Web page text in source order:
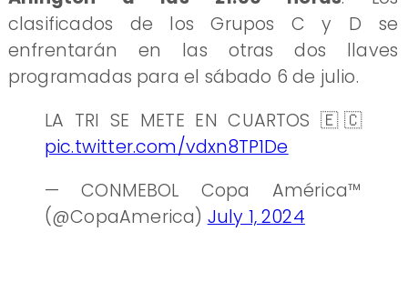
clasificados de los Grupos C y D se
enfrentarán en las otras dos llaves
programadas para el sábado 6 de julio.
LA TRI SE METE EN CUARTOS 🇪🇨
pic.twitter.com/vdxn8TP1De
— CONMEBOL Copa América™️
(@CopaAmerica) July 1, 2024